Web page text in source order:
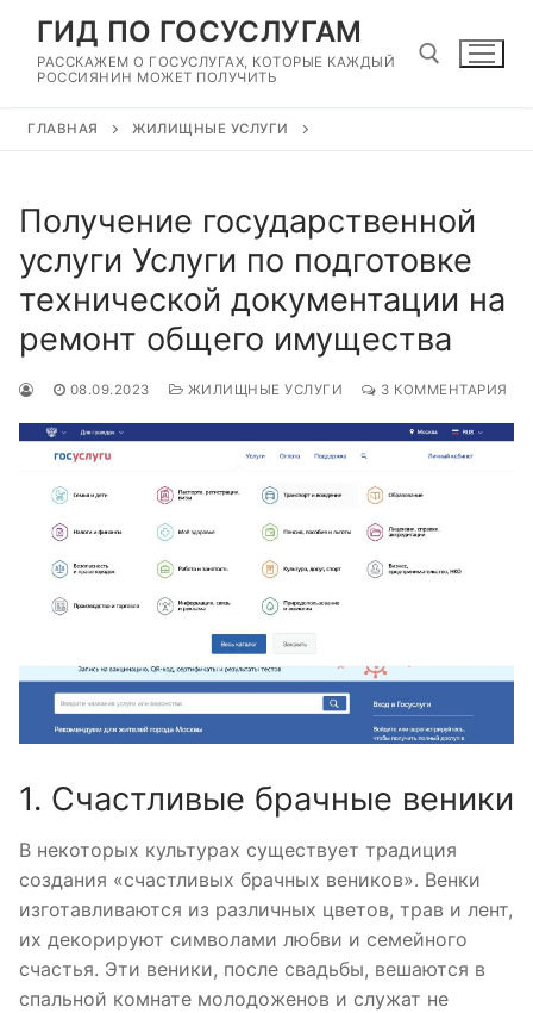
Перейти
содержимому
ГИД ПО ГОСУСЛУГАМ
РАССКАЖЕМ О ГОСУСЛУГАХ, КОТОРЫЕ КАЖДЫЙ
РОССИЯНИН МОЖЕТ ПОЛУЧИТЬ
ГЛАВНАЯ ЖИЛИЩНЫЕ УСЛУГИ
Получение государственной
услуги Услуги по подготовке
технической документации на
ремонт общего имущества
08.09.2023 ЖИЛИЩНЫЕ УСЛУГИ 3 КОММЕНТАРИЯ
1. Счастливые брачные веники
В некоторых культурах существует традиция
создания «счастливых брачных веников». Венки
изготавливаются из различных цветов, трав и лент,
их декорируют символами любви и семейного
счастья. Эти веники, после свадьбы, вешаются в
спальной комнате молодоженов и служат не